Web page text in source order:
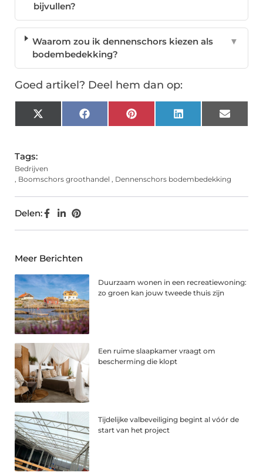
bijvullen?
Waarom zou ik dennenschors kiezen als
bodembedekking?
▼
Goed artikel? Deel hem dan op:
X
(Twitter)
FacebookPinterest LinkedIn Email
Tags:
Bedrijven
, Boomschors groothandel , Dennenschors bodembedekking
Delen:
Meer Berichten
Duurzaam wonen in een recreatiewoning:
zo groen kan jouw tweede thuis zijn
Een ruime slaapkamer vraagt om
bescherming die klopt
Tijdelijke valbeveiliging begint al vóór de
start van het project